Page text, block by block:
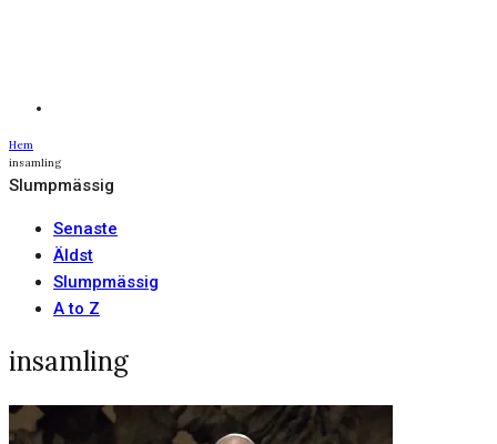
Hem
insamling
Slumpmässig
Senaste
Äldst
Slumpmässig
A to Z
insamling